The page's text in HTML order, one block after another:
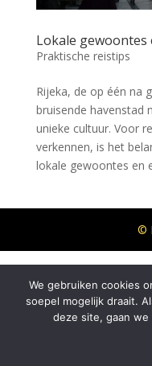
Lokale gewoontes
Praktische reistips
Rijeka, de op één na
bruisende havenstad
unieke cultuur. Voor
verkennen, is het
lokale gewoontes en
©
We gebruiken cookies
soepel mogelijk draait.
deze site, gaan